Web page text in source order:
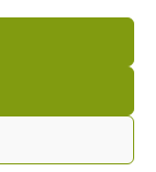
Stavanger